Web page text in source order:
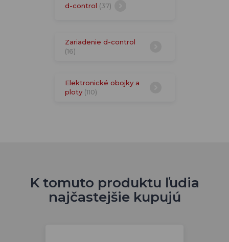
d-control (37)
Zariadenie d-control
(16)
Elektronické obojky a
ploty (110)
K tomuto produktu ľudia
najčastejšie kupujú